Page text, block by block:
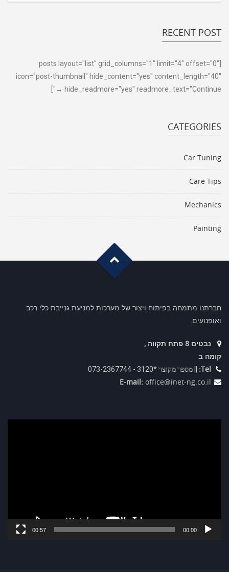
RECENT POST
[posts layout="list" grid_columns="1" limit="4" offset="0"
icon="post-thumbnail" hide_content="yes" content_length="40"
hide_readmore="yes" readmore_text="Continue →"]
CATEGORIES
Car Tuning
Care Tips
Mechanics
Painting
חברתנו מתמחה בפיתוח ויצור של מערכות למניעת גנייבת כלי רכב
ואופנועים.
נבטים 8 פתח תקווה ,
קומה ב
Tel:
|| מספר מקוצר *3120 - 073-2367744
E-mail: office@inet-ng.co.il
00:00
00:57
G
o
t
o
T
o
p